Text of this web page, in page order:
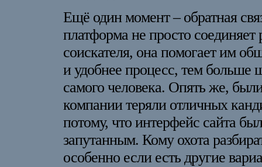
Ещё один момент – обратная
платформа не просто соединяет
соискателя, она помогает им
и удобнее процесс, тем больше
самого человека. Опять же,
компании теряли отличных
потому, что интерфейс сайта
запутанным. Кому охота
особенно если есть другие